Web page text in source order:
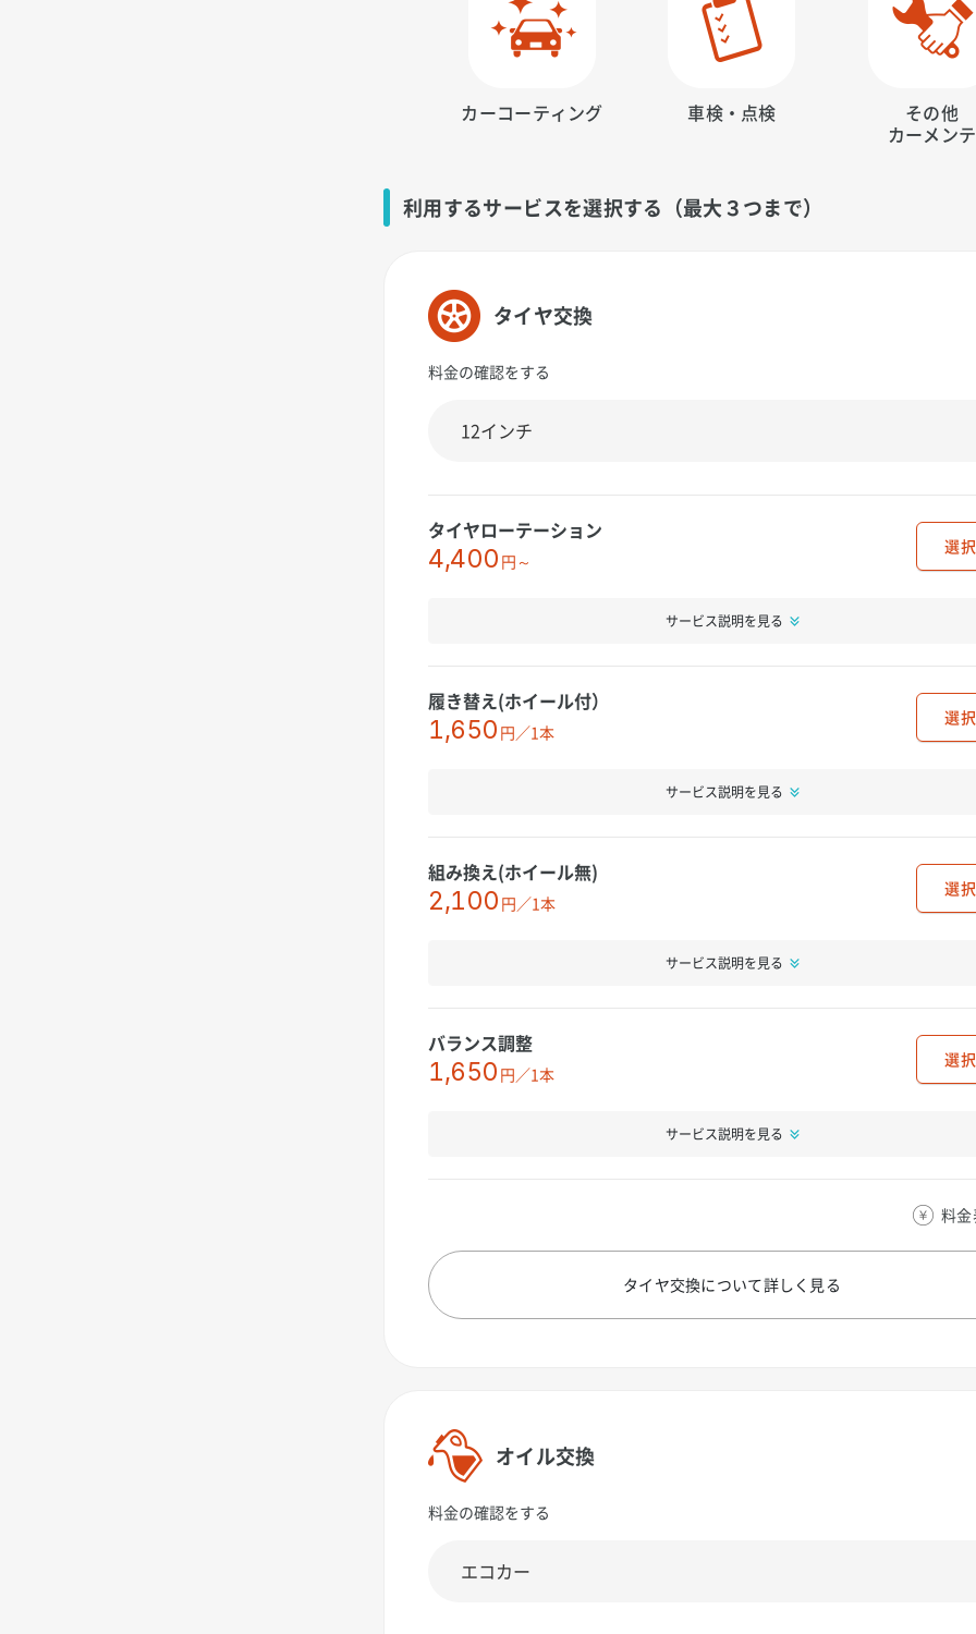
カーコーティング 車検・点検
その他
カーメンテ
利用するサービスを選択する（最大３つまで）
タイヤ交換
料金の確認をする
タイヤローテーション
4,400 円～
選択
サービス説明を見る
履き替え(ホイール付）
1,650 円／1本
選択
サービス説明を見る
組み換え(ホイール無)
2,100 円／1本
選択
サービス説明を見る
バランス調整
1,650 円／1本
選択
サービス説明を見る
料
タイヤ交換について詳しく見る
オイル交換
料金の確認をする